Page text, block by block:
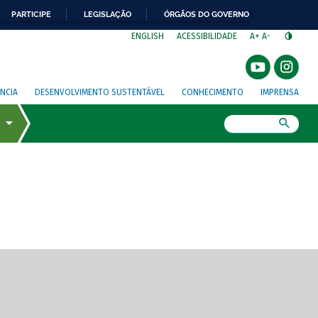
PARTICIPE LEGISLAÇÃO ÓRGÃOS DO GOVERNO
ENGLISH ACESSIBILIDADE A+ A-
DESENVOLVIMENTO SUSTENTÁVEL CONHECIMENTO IMPRENSA
de tela